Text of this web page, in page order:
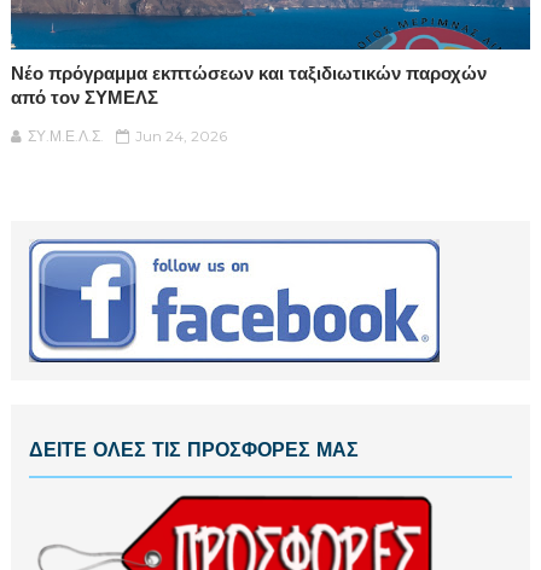
Νέο πρόγραμμα εκπτώσεων και ταξιδιωτικών παροχών
από τον ΣΥΜΕΛΣ
ΣΥ.Μ.Ε.Λ.Σ. Jun 24, 2026
ΔΕΙΤΕ ΟΛΕΣ ΤΙΣ ΠΡΟΣΦΟΡΕΣ ΜΑΣ